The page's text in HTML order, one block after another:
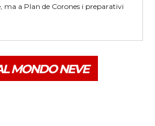
ma a Plan de Corones i preparativi
MONDO NEVE